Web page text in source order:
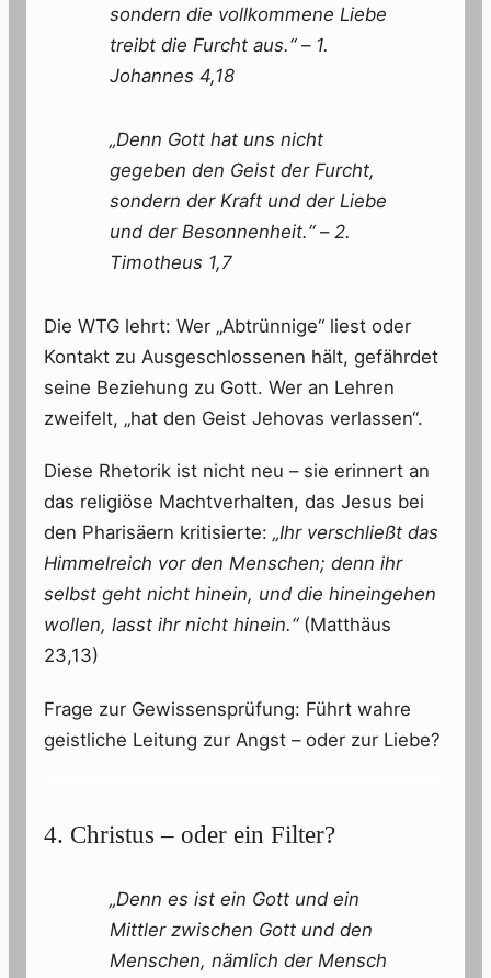
sondern die vollkommene Liebe
treibt die Furcht aus.“– 1.
Johannes 4,18
„Denn Gott hat uns nicht
gegeben den Geist der Furcht,
sondern der Kraft und der Liebe
und der Besonnenheit.“– 2.
Timotheus 1,7
Die WTG lehrt: Wer „Abtrünnige“ liest oder
Kontakt zu Ausgeschlossenen hält, gefährdet
seine Beziehung zu Gott. Wer an Lehren
zweifelt, „hat den Geist Jehovas verlassen“.
Diese Rhetorik ist nicht neu – sie erinnert an
das religiöse Machtverhalten, das Jesus bei
den Pharisäern kritisierte: „Ihr verschließt das
Himmelreich vor den Menschen; denn ihr
selbst geht nicht hinein, und die hineingehen
wollen, lasst ihr nicht hinein.“(Matthäus
23,13)
Frage zur Gewissensprüfung: Führt wahre
geistliche Leitung zur Angst – oder zur Liebe?
4. Christus – oder ein Filter?
„Denn es ist ein Gott und ein
Mittler zwischen Gott und den
Menschen, nämlich der Mensch